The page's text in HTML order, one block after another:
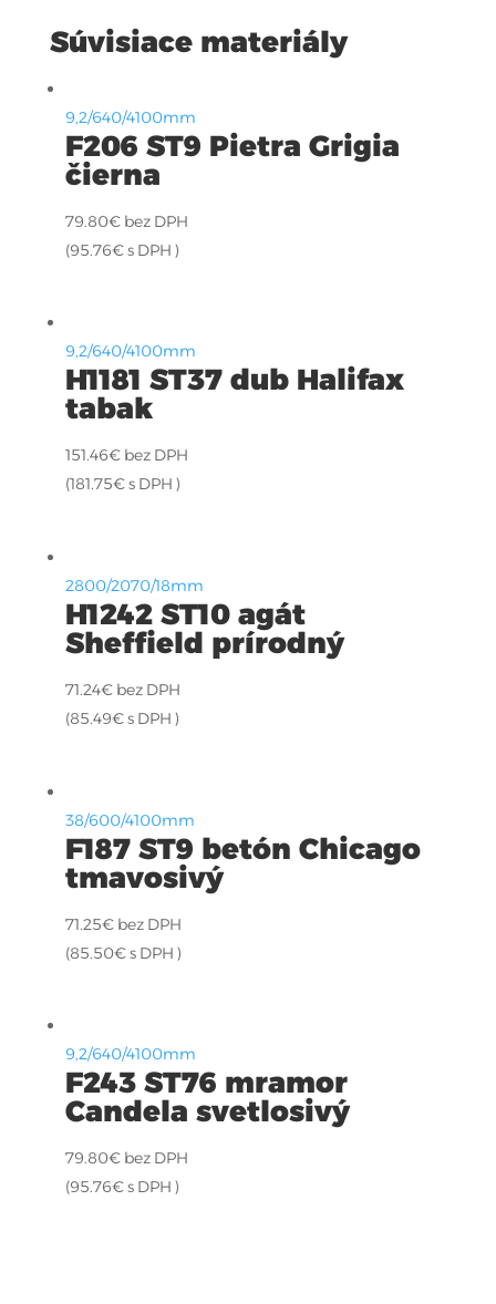
Súvisiace materiály
9,2/640/4100mm
F206 ST9 Pietra Grigia
čierna
79.80€ bez DPH
(95.76€s DPH )
9,2/640/4100mm
H1181 ST37 dub Halifax
tabak
151.46€ bez DPH
(181.75€s DPH )
2800/2070/18mm
H1242 ST10 agát
Sheffield prírodný
71.24€ bez DPH
(85.49€s DPH )
38/600/4100mm
F187 ST9 betón Chicago
tmavosivý
71.25€ bez DPH
(85.50€s DPH )
9,2/640/4100mm
F243 ST76 mramor
Candela svetlosivý
79.80€ bez DPH
(95.76€s DPH )